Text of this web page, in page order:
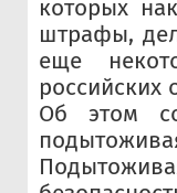
которых
штрафы,
еще
российских
Об этом